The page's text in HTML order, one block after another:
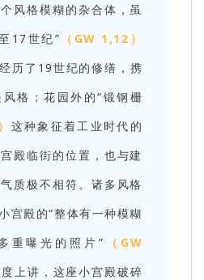
风格模糊的杂合体，虽
17世纪” （GW 1,12）
历了19世纪的修缮，携
格；花园外的“锻钢栅
这种象征着工业时代的
殿临街的位置，也与建
质极不相符。诸多风格
宫殿的“整体有一种模糊
重曝光的照片” （GW
上讲，这座小宫殿破碎